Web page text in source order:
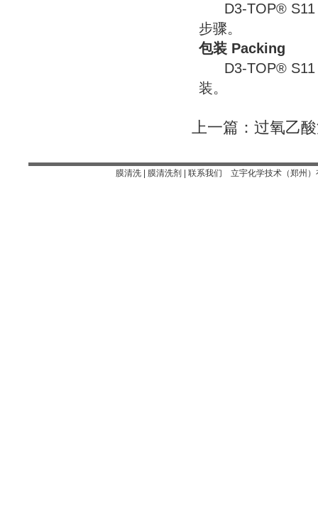
D3-TOP® S11
步骤。
包装 Packing
D3-TOP® S11
装。
上一篇： 过氧乙
膜清洗 | 膜清洗剂 | 联系我们 立宇化学技术（郑州